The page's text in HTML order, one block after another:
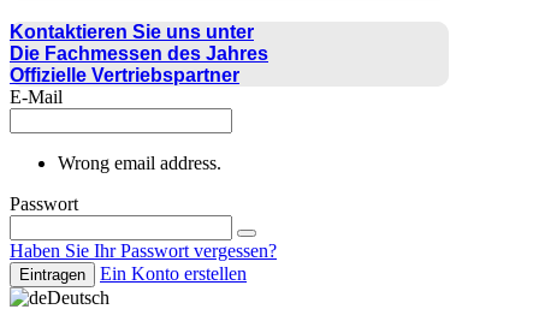
Kontaktieren Sie uns unter
Die Fachmessen des Jahres
Offizielle Vertriebspartner
E-Mail
Wrong email address.
Passwort
Haben Sie Ihr Passwort vergessen?
Eintragen
Ein Konto erstellen
Deutsch